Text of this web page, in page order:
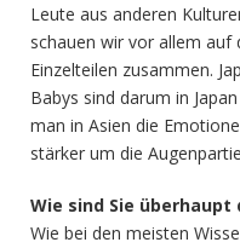
Leute aus anderen
schauen wir vor allem auf
Einzelteilen zusammen.
Babys sind darum in
man in Asien die
stärker um die
Wie sind Sie
Wie bei den meisten